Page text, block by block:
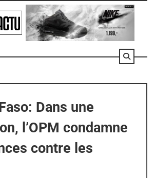
Dans une
l’OPM condamne
contre les